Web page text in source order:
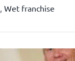
Wet franchise